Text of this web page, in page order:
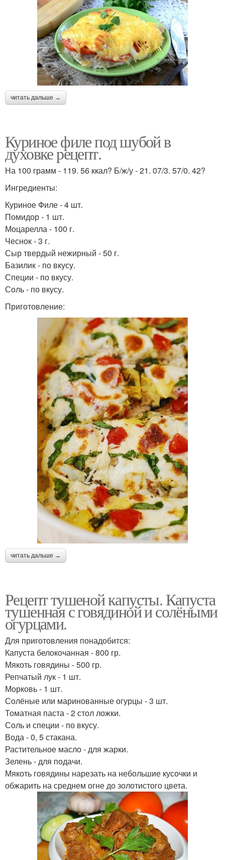
читать дальше →
Куриное филе под шубой в
духовке рецепт.
На 100 грамм - 119. 56 ккал? Б/ж/у - 21. 07/3. 57/0. 42?
Ингредиенты:
Куриное Филе - 4 шт.
Помидор - 1 шт.
Моцарелла - 100 г.
Чеснок - 3 г.
Сыр твердый нежирный - 50 г.
Базилик - по вкусу.
Специи - по вкусу.
Соль - по вкусу.
Приготовление:
читать дальше →
Рецепт тушеной капусты. Капуста
тушенная с говядиной и солёными
огурцами.
Для приготовления понадобится:
Капуста белокочанная - 800 гр.
Мякоть говядины - 500 гр.
Репчатый лук - 1 шт.
Морковь - 1 шт.
Солёные или маринованные огурцы - 3 шт.
Томатная паста - 2 стол ложки.
Соль и специи - по вкусу.
Вода - 0, 5 стакана.
Растительное масло - для жарки.
Зелень - для подачи.
Мякоть говядины нарезать на небольшие кусочки и
обжарить на среднем огне до золотистого цвета.